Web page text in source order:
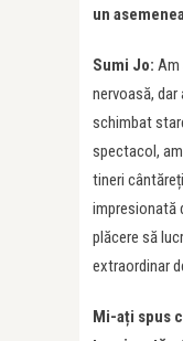
un
Sumi Jo: Am
nervoasă,
schimbat
spectacol,
tineri
impresionată
plăcere să
extraordinar
Mi-ați spus